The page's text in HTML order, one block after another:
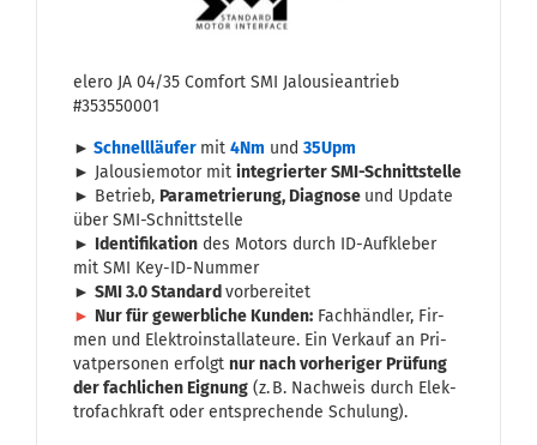
elero JA 04/35 Com­fort SMI Ja­lou­sie­an­trieb
#353550001
► Schnell­läu­fer mit 4Nm und 35Upm
► Ja­lou­sie­mo­tor mit in­te­grier­ter SMI-​Schnittstelle
► Be­trieb, Pa­ra­me­trie­rung, Dia­gno­se und Up­date
über SMI-​Schnittstelle
► Iden­ti­fi­ka­ti­on des Mo­tors durch ID-​Aufkleber
mit SMI Key-​ID-Nummer
► SMI 3.0 Stan­dard vor­be­rei­tet
► Nur für ge­werb­li­che Kun­den: Fach­händ­ler, Fir­
men und Elek­tro­in­stal­la­teu­re. Ein Ver­kauf an Pri­
vat­per­so­nen er­folgt nur nach vor­he­ri­ger Prü­fung
der fach­li­chen Eig­nung (z. B. Nach­weis durch Elek­
tro­fach­kraft oder ent­spre­chen­de Schu­lung).